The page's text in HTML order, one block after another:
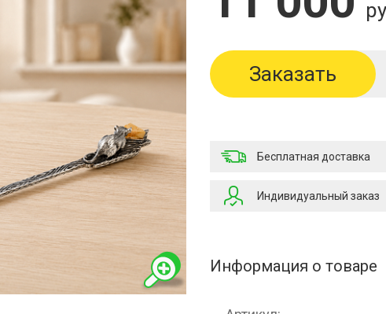
Заказать
Бесплатная доставка
Индивидуальный заказ
Информация о товаре